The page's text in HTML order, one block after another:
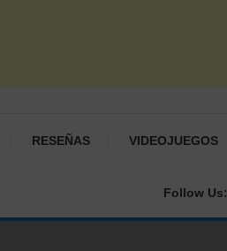
RESEÑAS VIDEOJUEGOS
Follow Us: